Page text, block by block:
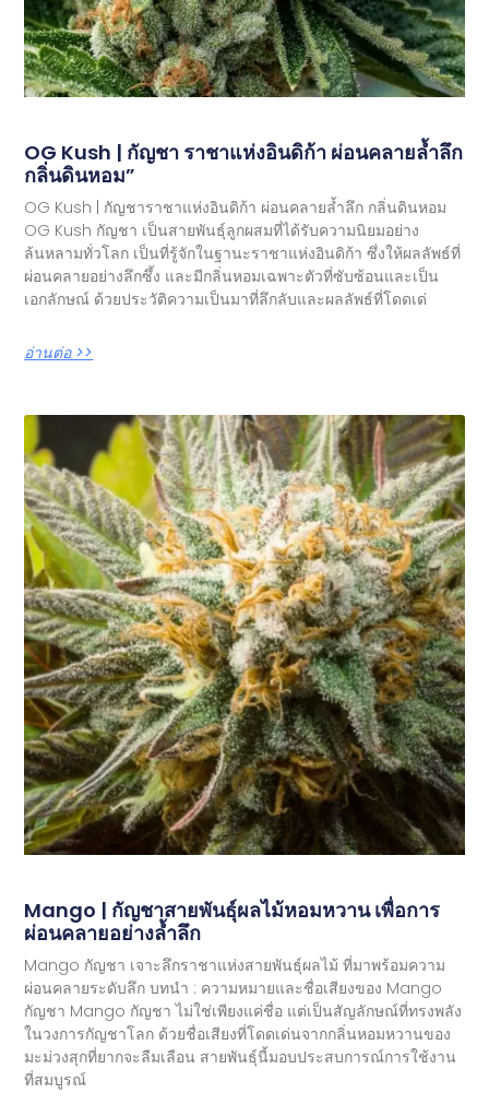
OG Kush | กัญชา ราชาแห่งอินดิก้า ผ่อนคลายล้ำลึก
กลิ่นดินหอม”
OG Kush | กัญชาราชาแห่งอินดิก้า ผ่อนคลายล้ำลึก กลิ่นดินหอม
OG Kush กัญชา เป็นสายพันธุ์ลูกผสมที่ได้รับความนิยมอย่าง
ล้นหลามทั่วโลก เป็นที่รู้จักในฐานะราชาแห่งอินดิก้า ซึ่งให้ผลลัพธ์ที่
ผ่อนคลายอย่างลึกซึ้ง และมีกลิ่นหอมเฉพาะตัวที่ซับซ้อนและเป็น
เอกลักษณ์ ด้วยประวัติความเป็นมาที่ลึกลับและผลลัพธ์ที่โดดเด่
อ่านต่อ >>
Mango | กัญชาสายพันธุ์ผลไม้หอมหวาน เพื่อการ
ผ่อนคลายอย่างล้ำลึก
Mango กัญชา เจาะลึกราชาแห่งสายพันธุ์ผลไม้ ที่มาพร้อมความ
ผ่อนคลายระดับลึก บทนำ : ความหมายและชื่อเสียงของ Mango
กัญชา Mango กัญชา ไม่ใช่เพียงแค่ชื่อ แต่เป็นสัญลักษณ์ที่ทรงพลัง
ในวงการกัญชาโลก ด้วยชื่อเสียงที่โดดเด่นจากกลิ่นหอมหวานของ
มะม่วงสุกที่ยากจะลืมเลือน สายพันธุ์นี้มอบประสบการณ์การใช้งาน
ที่สมบูรณ์